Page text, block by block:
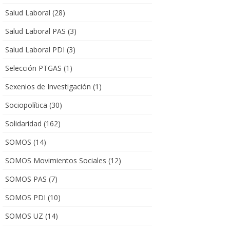
Salud Laboral (28)
Salud Laboral PAS (3)
Salud Laboral PDI (3)
Selección PTGAS (1)
Sexenios de Investigación (1)
Sociopolítica (30)
Solidaridad (162)
SOMOS (14)
SOMOS Movimientos Sociales (12)
SOMOS PAS (7)
SOMOS PDI (10)
SOMOS UZ (14)